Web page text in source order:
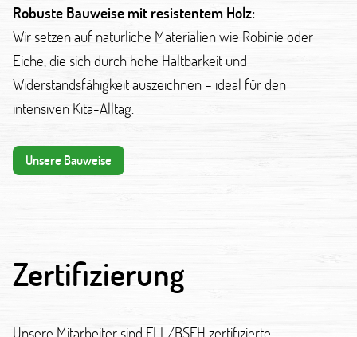
Robuste Bauweise mit resistentem Holz:
Wir setzen auf natürliche Materialien wie Robinie oder
Eiche, die sich durch hohe Haltbarkeit und
Widerstandsfähigkeit auszeichnen – ideal für den
intensiven Kita-Alltag.
Unsere Bauweise
Zertifizierung
Unsere Mitarbeiter sind FLL/BSFH zertifizierte